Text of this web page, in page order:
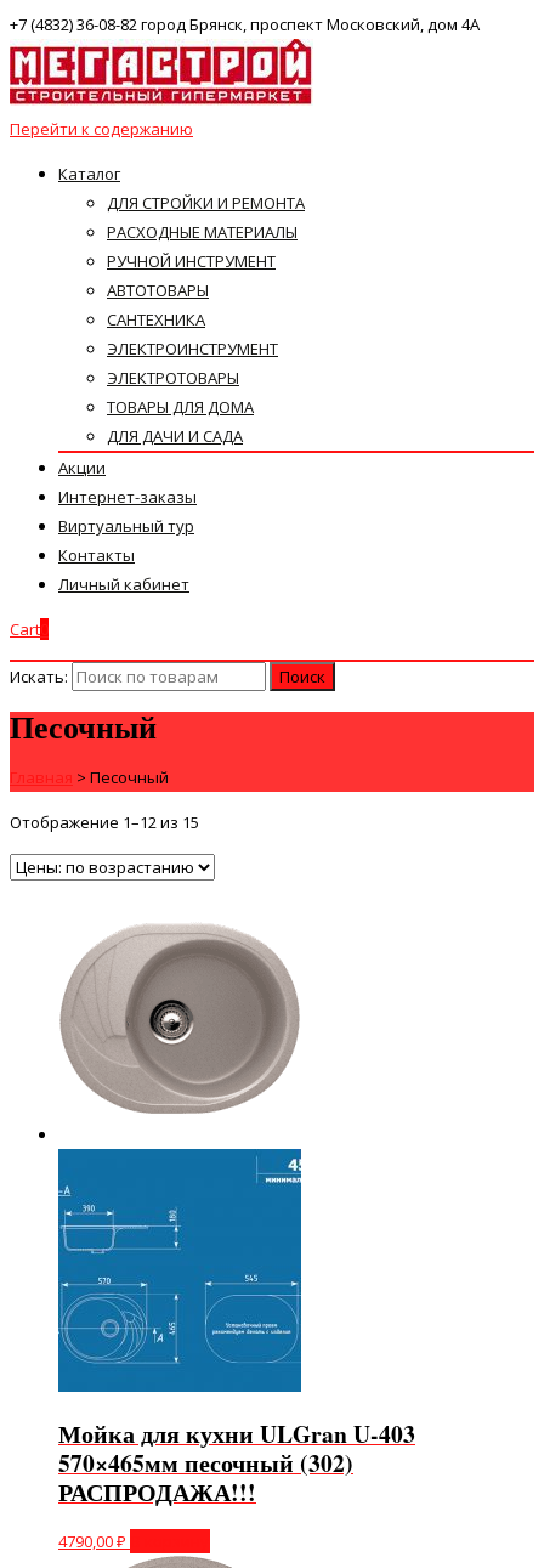
+7 (4832) 36-08-82 город Брянск, проспект Московский, дом 4А
Перейти к содержанию
Каталог
ДЛЯ СТРОЙКИ И РЕМОНТА
РАСХОДНЫЕ МАТЕРИАЛЫ
РУЧНОЙ ИНСТРУМЕНТ
АВТОТОВАРЫ
САНТЕХНИКА
ЭЛЕКТРОИНСТРУМЕНТ
ЭЛЕКТРОТОВАРЫ
ТОВАРЫ ДЛЯ ДОМА
ДЛЯ ДАЧИ И САДА
Акции
Интернет-заказы
Виртуальный тур
Контакты
Личный кабинет
Cart
Искать:
Песочный
Главная > Песочный
Отображение 1–12 из 15
Мойка для кухни ULGran U-403
570×465мм песочный (302)
РАСПРОДАЖА!!!
4790,00₽